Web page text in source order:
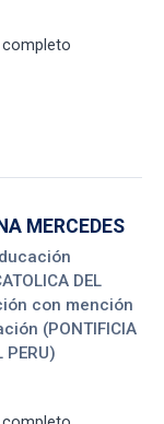
MERCEDES
DEL
con mención
(PONTIFICIA
PERU)